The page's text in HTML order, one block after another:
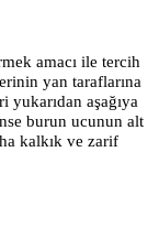
amacı ile tercih
yan taraflarına
aşağıya
burun ucunun alt
kalkık ve zarif